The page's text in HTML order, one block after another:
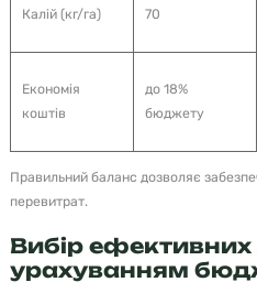
Калій (кг/га) 70
Економія
коштів
до 18%
бюджету
Правильний баланс дозволяє
перевитрат.
Вибір
урахуванням